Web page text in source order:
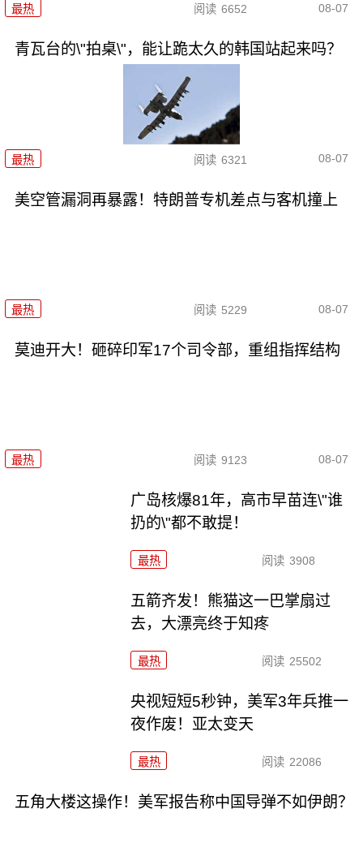
最热 阅读 6652 08-07
青瓦台的\"拍桌\"，能让跪太久的韩国站起来吗？
最热 阅读 6321 08-07
美空管漏洞再暴露！特朗普专机差点与客机撞上
最热 阅读 5229 08-07
莫迪开大！砸碎印军17个司令部，重组指挥结构
最热 阅读 9123 08-07
广岛核爆81年，高市早苗连\"谁
扔的\"都不敢提！
最热 阅读 3908
五箭齐发！熊猫这一巴掌扇过
去，大漂亮终于知疼
最热 阅读 25502
央视短短5秒钟，美军3年兵推一
夜作废！亚太变天
最热 阅读 22086
五角大楼这操作！美军报告称中国导弹不如伊朗？